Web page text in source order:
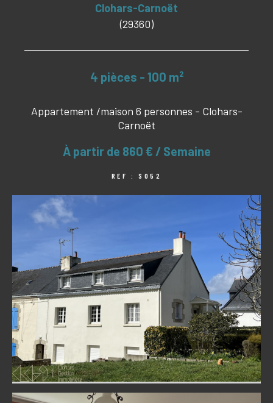
Clohars-Carnoët
(29360)
4 pièces - 100 m²
Appartement /maison 6 personnes - Clohars-
Carnoët
À partir de 860 € / Semaine
REF : S052
CRITÈRES SUPPLÉMENTAIRES
PISCINE
RECHERCHER